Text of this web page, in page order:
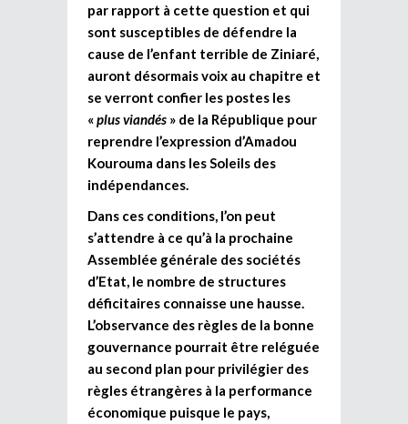
par rapport à cette question et qui
sont susceptibles de défendre la
cause de l’enfant terrible de Ziniaré,
auront désormais voix au chapitre et
se verront confier les postes les
«plus viandés » de la République pour
reprendre l’expression d’Amadou
Kourouma dans les Soleils des
indépendances.
Dans ces conditions, l’on peut
s’attendre à ce qu’à la prochaine
Assemblée générale des sociétés
d’Etat, le nombre de structures
déficitaires connaisse une hausse.
L’observance des règles de la bonne
gouvernance pourrait être reléguée
au second plan pour privilégier des
règles étrangères à la performance
économique puisque le pays,